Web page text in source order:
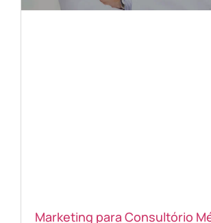
Marketing para Consultório